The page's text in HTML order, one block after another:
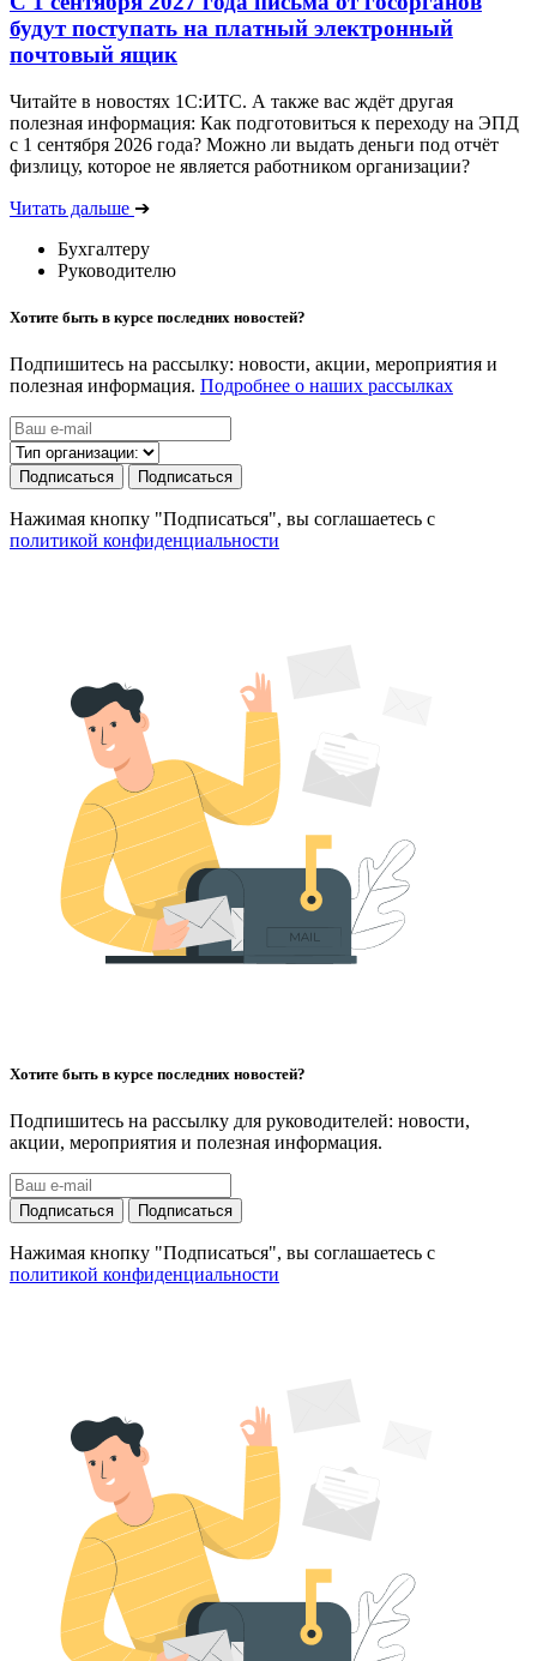
будут поступать на платный электронный
почтовый ящик
Читайте в новостях 1С:ИТС. А также вас ждёт другая
полезная информация: Как подготовиться к переходу на ЭПД
с 1 сентября 2026 года? Можно ли выдать деньги под отчёт
физлицу, которое не является работником организации?
Читать дальше ➔
Бухгалтеру
Руководителю
Хотите быть в курсе последних новостей?
Подпишитесь на рассылку: новости, акции, мероприятия и
полезная информация. Подробнее о наших рассылках
Подписаться Подписаться
Нажимая кнопку "Подписаться", вы соглашаетесь с
политикой конфиденциальности
Хотите быть в курсе последних новостей?
Подпишитесь на рассылку для руководителей: новости,
акции, мероприятия и полезная информация.
Подписаться Подписаться
Нажимая кнопку "Подписаться", вы соглашаетесь с
политикой конфиденциальности